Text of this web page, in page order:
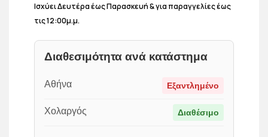
Ισχύει Δευτέρα έως Παρασκευή & για παραγγελίες έως
τις 12:00μ.μ.
Διαθεσιμότητα ανά κατάστημα
Αθήνα Εξαντλημένο
Χολαργός Διαθέσιμο